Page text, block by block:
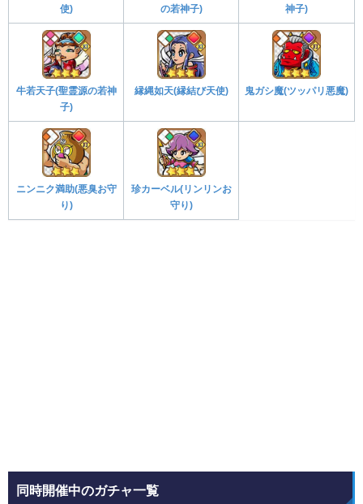
使)
の若神子)
神子)
牛若天子(聖霊源の若神
子)
縁縄如天(縁結び天使) 鬼ガシ魔(ツッパリ悪魔)
ニンニク満助(悪臭お守
り)
珍カーベル(リンリンお
守り)
同時開催中のガチャ一覧